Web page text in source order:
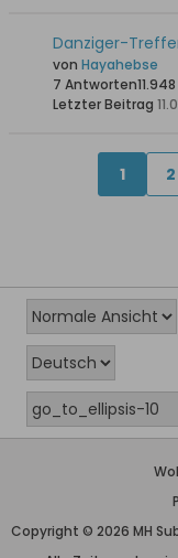
Danziger-
von Hayahebse
7 Antworten
Letzter Beitrag
1 2
Copyright © 2026 MH